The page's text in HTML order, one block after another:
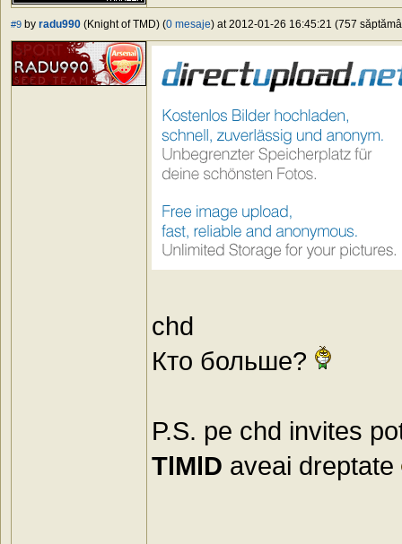
#9 by radu990 (Knight of TMD) (0 mesaje) at 2012-01-26 16:45:21 (757
chd
Кто больше?
P.S. pe chd invites
TlMlD aveai dreptate